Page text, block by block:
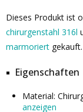
Dieses Produkt ist
chirurgenstahl 316l
marmoriert gekauft.
Eigenschaften
Material:
anzeigen